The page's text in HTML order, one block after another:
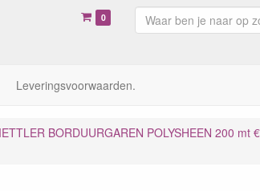
0
Leveringsvoorwaarden.
BORDUURGAREN POLYSHEEN 200 mt